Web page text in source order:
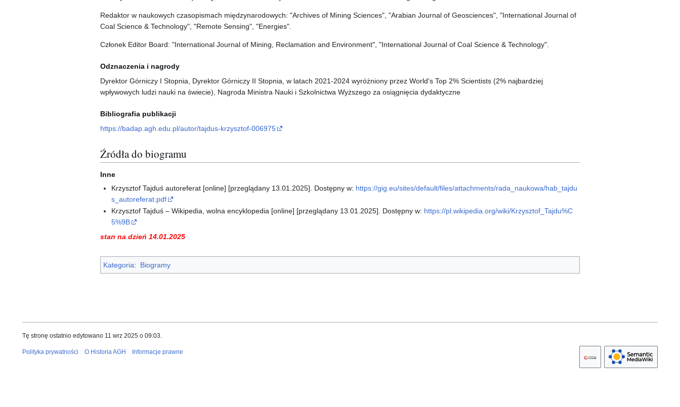
Redaktor w naukowych czasopismach międzynarodowych: "Archives of Mining Sciences", "Arabian Journal of Geosciences", "International Journal of
Coal Science & Technology", "Remote Sensing", "Energies".
Członek Editor Board: "International Journal of Mining, Reclamation and Environment", "International Journal of Coal Science & Technology".
Odznaczenia i nagrody
Dyrektor Górniczy I Stopnia, Dyrektor Górniczy II Stopnia, w latach 2021-2024 wyróżniony przez World's Top 2% Scientists (2% najbardziej
wpływowych ludzi nauki na świecie), Nagroda Ministra Nauki i Szkolnictwa Wyższego za osiągnięcia dydaktyczne
Bibliografia publikacji
https://badap.agh.edu.pl/autor/tajdus-krzysztof-006975
Źródła do biogramu
Inne
Krzysztof Tajduś autoreferat [online] [przeglądany 13.01.2025]. Dostępny w: https://gig.eu/sites/default/files/attachments/rada_naukowa/hab_tajdu
s_autoreferat.pdf
Krzysztof Tajduś – Wikipedia, wolna encyklopedia [online] [przeglądany 13.01.2025]. Dostępny w: https://pl.wikipedia.org/wiki/Krzysztof_Tajdu%C
5%9B
stan na dzień 14.01.2025
Kategoria: Biogramy
Tę stronę ostatnio edytowano 11 wrz 2025 o 09:03.
Polityka prywatności O Historia AGH Informacje prawne